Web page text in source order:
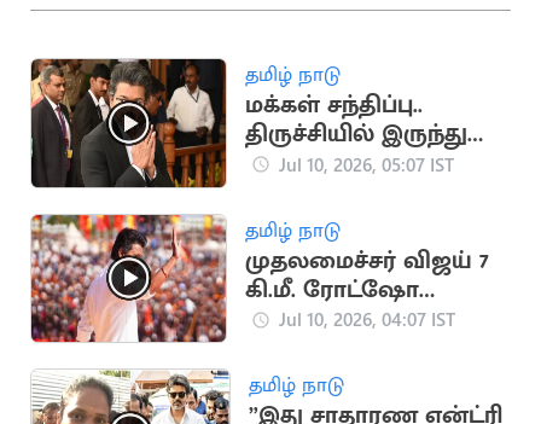
தமிழ் நாடு
மக்கள் சந்திப்பு..
திருச்சியில் இருந்து
கரூர் விரையும்
Jul 10, 2026, 05:07 IST
தமிழ் நாடு
முதலமைச்சர் விஜய் 7
கி.மீ. ரோட்ஷோ
செல்ல உள்ளதாக
Jul 10, 2026, 04:07 IST
தமிழ் நாடு